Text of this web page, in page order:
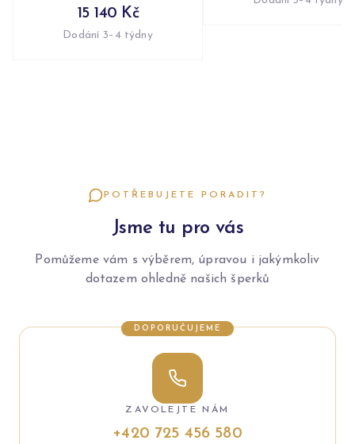
15 140 Kč
Dodání 3–4 týdny
POTŘEBUJETE PORADIT?
Jsme tu pro vás
Pomůžeme vám s výběrem, úpravou i jakýmkoliv
dotazem ohledně našich šperků
DOPORUČUJEME
ZAVOLEJTE NÁM
+420 725 456 580